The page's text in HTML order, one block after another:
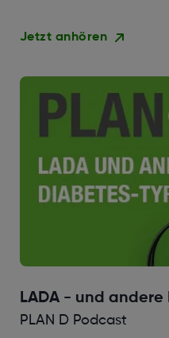
Jetzt anhören
LADA - und
PLAN D Podcast